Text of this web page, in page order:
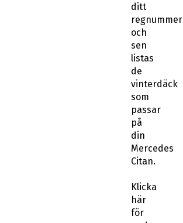
ditt
regnummer
och
sen
listas
de
vinterdäck
som
passar
på
din
Mercedes
Citan.
Klicka
här
för